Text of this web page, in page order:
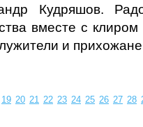
Кудряшов.
вместе с
и
19 20 21 22 23 24 25 26 27 28